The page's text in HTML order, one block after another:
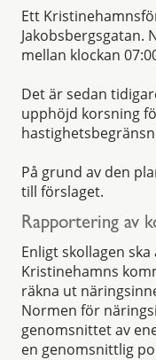
Ett
Jakobsbergsgatan.
mellan klockan
Det är sedan
upphöjd korsning
På grund av den
till förslaget.
Rapportering av
Enligt skollagen
Kristinehamns
räkna ut
Normen för
genomsnittet av
en genomsnittlig